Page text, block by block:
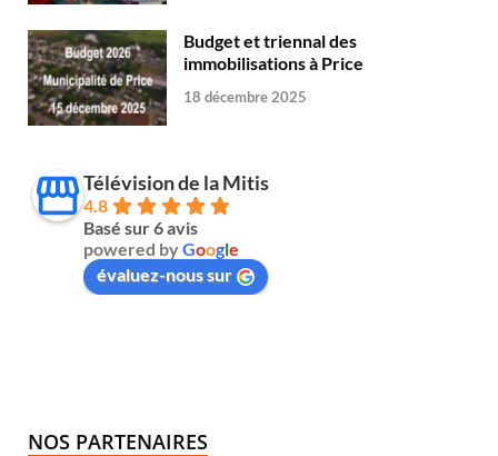
Budget et triennal des
immobilisations à Price
18 décembre 2025
Télévision de la Mitis
4.8
Basé sur 6 avis
powered byGoogle
évaluez-nous sur
NOS PARTENAIRES